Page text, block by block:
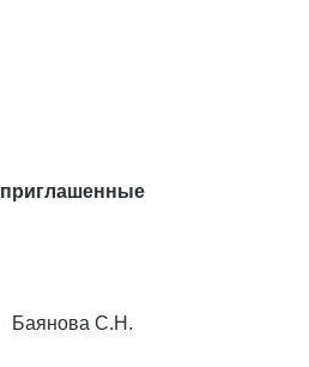
приглашенные
Баянова С.Н.